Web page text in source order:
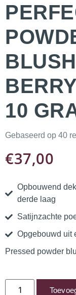
10
Gebaseerd op 40
€37,00
Opbouwend
derde laag
Satijnzachte
Opgebouwd uit
Pressed powder